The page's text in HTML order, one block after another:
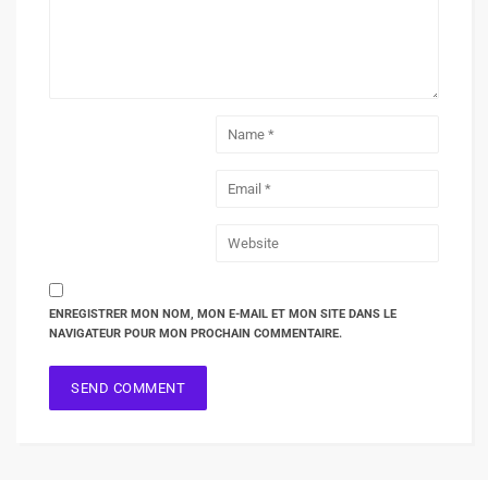
ENREGISTRER MON NOM, MON E-MAIL ET MON SITE DANS LE
NAVIGATEUR POUR MON PROCHAIN COMMENTAIRE.